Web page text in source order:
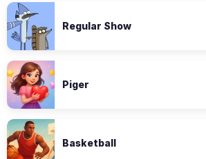
Regular Show
Piger
Basketball